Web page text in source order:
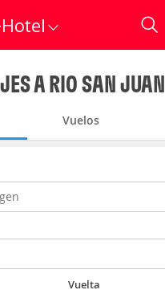
A RIO SAN JUAN
Vuelos
Vuelta